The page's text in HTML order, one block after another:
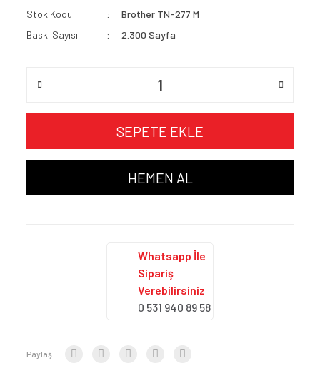
Stok Kodu
Brother TN-277 M
Baskı Sayısı
2.300 Sayfa
SEPETE EKLE
HEMEN AL
Whatsapp İle
Sipariş
Verebilirsiniz
0 531 940 89 58
Paylaş: